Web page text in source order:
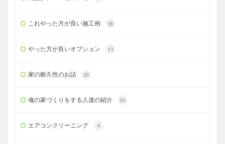
これやった方が良い施工例 18
やった方が良いオプション 11
家の耐久性のお話 20
魂の家づくりをする人達の紹介 35
エアコンクリーニング 4